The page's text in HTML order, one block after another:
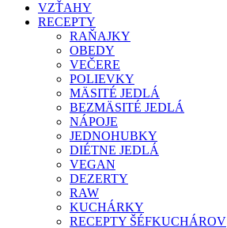
VZŤAHY
RECEPTY
RAŇAJKY
OBEDY
VEČERE
POLIEVKY
MÄSITÉ JEDLÁ
BEZMÄSITÉ JEDLÁ
NÁPOJE
JEDNOHUBKY
DIÉTNE JEDLÁ
VEGAN
DEZERTY
RAW
KUCHÁRKY
RECEPTY ŠÉFKUCHÁROV